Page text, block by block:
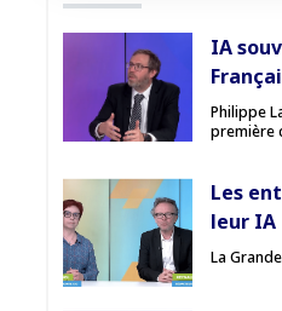
Pas encore abonné ?
→
IA
Philippe
première
Les
leur IA
La